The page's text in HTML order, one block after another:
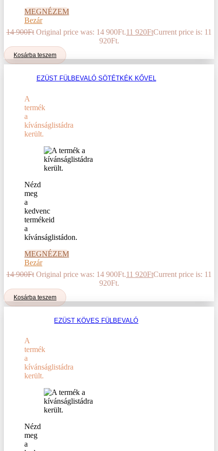
MEGNÉZEM
Bezár
14 900Ft Original price was: 14 900Ft.11 920FtCurrent price is: 11
920Ft.
Kosárba teszem
EZÜST FÜLBEVALÓ SÖTÉTKÉK KŐVEL
A
termék
a
kívánságlistádra
került.
Nézd
meg
a
kedvenc
termékeid
a
kívánságlistádon.
MEGNÉZEM
Bezár
14 900Ft Original price was: 14 900Ft.11 920FtCurrent price is: 11
920Ft.
Kosárba teszem
EZÜST KÖVES FÜLBEVALÓ
A
termék
a
kívánságlistádra
került.
Nézd
meg
a